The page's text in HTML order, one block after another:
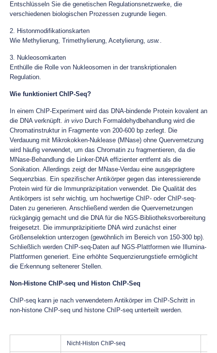
Entschlüsseln Sie die genetischen Regulationsnetzwerke, die
verschiedenen biologischen Prozessen zugrunde liegen.
2. Histonmodifikationskarten
Wie Methylierung, Trimethylierung, Acetylierung, usw. .
3. Nukleosomkarten
Enthülle die Rolle von Nukleosomen in der transkriptionalen
Regulation.
Wie funktioniert ChIP-Seq?
In einem ChIP-Experiment wird das DNA-bindende Protein kovalent an
die DNA verknüpft. in vivo Durch Formaldehydbehandlung wird die
Chromatinstruktur in Fragmente von 200-600 bp zerlegt. Die
Verdauung mit Mikrokokken-Nuklease (MNase) ohne Quervernetzung
wird häufig verwendet, um das Chromatin zu fragmentieren, da die
MNase-Behandlung die Linker-DNA effizienter entfernt als die
Sonikation. Allerdings zeigt der MNase-Verdau eine ausgeprägtere
Sequenzbias. Ein spezifischer Antikörper gegen das interessierende
Protein wird für die Immunpräzipitation verwendet. Die Qualität des
Antikörpers ist sehr wichtig, um hochwertige ChIP- oder ChIP-seq-
Daten zu generieren. Anschließend werden die Quervernetzungen
rückgängig gemacht und die DNA für die NGS-Bibliotheksvorbereitung
freigesetzt. Die immunpräzipitierte DNA wird zunächst einer
Größenselektion unterzogen (gewöhnlich im Bereich von 150-300 bp).
Schließlich werden ChIP-seq-Daten auf NGS-Plattformen wie Illumina-
Plattformen generiert. Eine erhöhte Sequenzierungstiefe ermöglicht
die Erkennung seltenerer Stellen.
Non-Histone ChIP-seq und Histon ChIP-Seq
ChIP-seq kann je nach verwendetem Antikörper im ChIP-Schritt in
non-histone ChIP-seq und histone ChIP-seq unterteilt werden.
Nicht-Histon ChIP-seq